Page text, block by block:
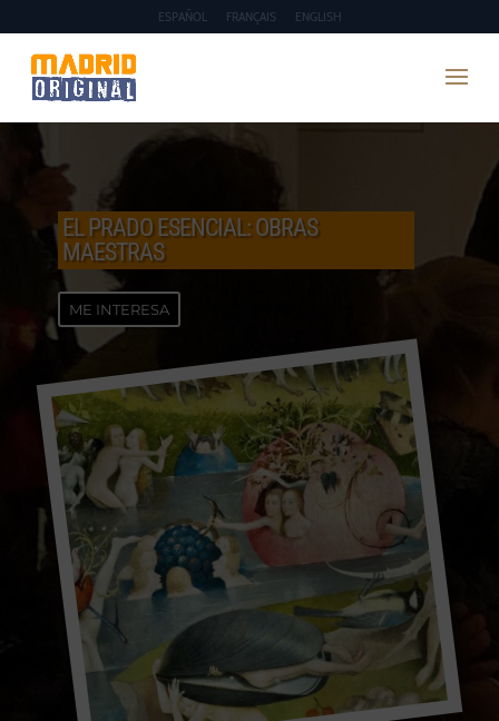
ESPAÑOL FRANÇAIS ENGLISH
EL PRADO ESENCIAL: OBRAS
MAESTRAS
ME INTERESA